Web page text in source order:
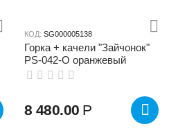
КОД: SG000005138
Горка + качели "Зайчонок"
PS-042-О оранжевый
8 480.00 Р